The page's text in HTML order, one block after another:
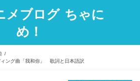
メブログ ちゃに
め！
ング曲「我和你」 歌詞と日本語訳